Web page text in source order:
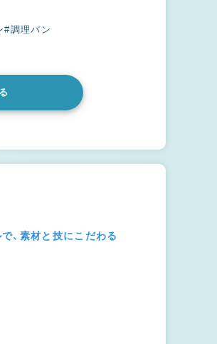
#調理パン
、素材と技にこだわる